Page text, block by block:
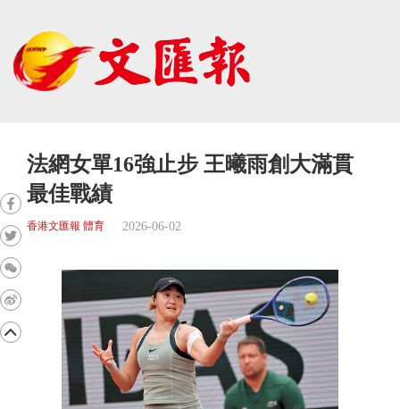
法網女單16強止步 王曦雨創大滿貫
最佳戰績
香港文匯報 體育 2026-06-02